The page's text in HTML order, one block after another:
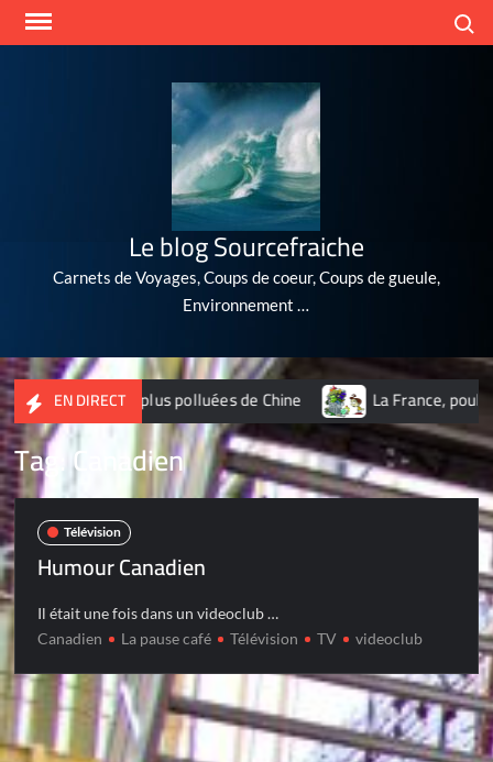
Skip
Le blog Sourcefraiche
Carnets de Voyages, Coups de coeur, Coups de gueule,
Environnement …
EN DIRECT
10 villes les plus polluées de Chine La France,
Tag:Canadien
Télévision
Humour Canadien
Il était une fois dans un videoclub …
Canadien
La pause café Télévision TV videoclub